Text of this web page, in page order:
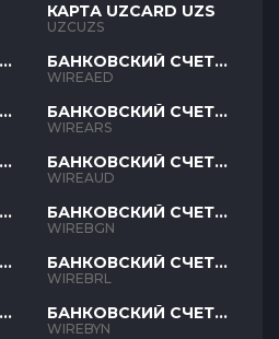
КАРТА UZCARD UZS
UZCUZS
БАНКОВСКИЙ СЧЕТ
AED
WIREAED
БАНКОВСКИЙ СЧЕТ
ARS
WIREARS
БАНКОВСКИЙ СЧЕТ
AUD
WIREAUD
БАНКОВСКИЙ СЧЕТ
BGN
WIREBGN
БАНКОВСКИЙ СЧЕТ
BRL
WIREBRL
БАНКОВСКИЙ СЧЕТ
BYN
WIREBYN